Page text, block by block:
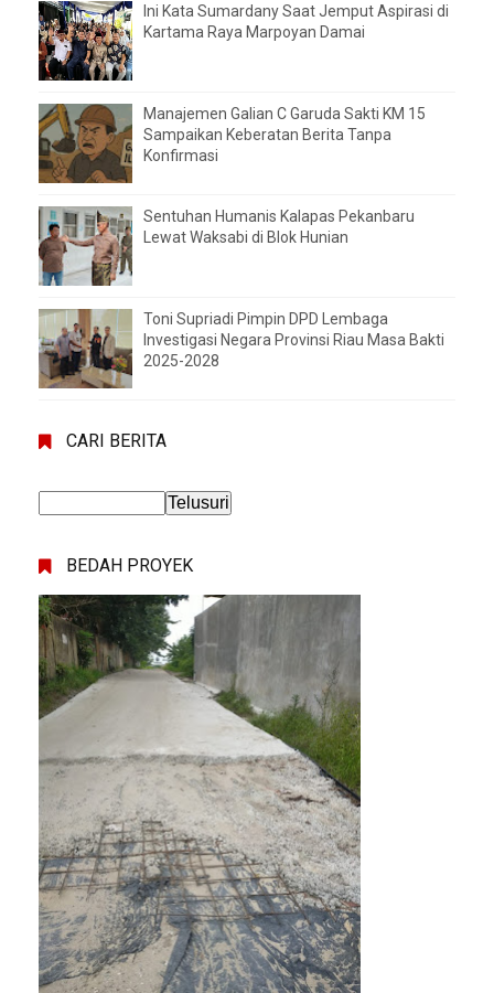
Ini Kata Sumardany Saat Jemput Aspirasi di
Kartama Raya Marpoyan Damai
Manajemen Galian C Garuda Sakti KM 15
Sampaikan Keberatan Berita Tanpa
Konfirmasi
Sentuhan Humanis Kalapas Pekanbaru
Lewat Waksabi di Blok Hunian
Toni Supriadi Pimpin DPD Lembaga
Investigasi Negara Provinsi Riau Masa Bakti
2025-2028
CARI BERITA
BEDAH PROYEK